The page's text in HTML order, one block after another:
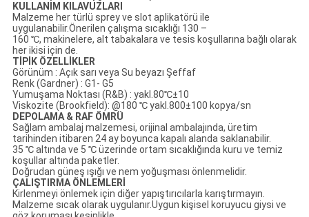
KULLANIM KILAVUZLARI
Malzeme her türlü sprey ve slot aplikatörü ile
uygulanabilir.Önerilen çalışma sıcaklığı 130 –
160 ℃, makinelere, alt tabakalara ve tesis koşullarına bağlı olarak
her ikisi için de.
TİPİK ÖZELLİKLER
Görünüm : Açık sarı veya Su beyazı Şeffaf
Renk (Gardner) : G1- G5
Yumuşama Noktası (R&B) : yakl.80℃±10
Viskozite (Brookfield): @180 ℃ yakl.800±100 kopya/sn
DEPOLAMA & RAF ÖMRÜ
Sağlam ambalaj malzemesi, orijinal ambalajında, üretim
tarihinden itibaren 24 ay boyunca kapalı alanda saklanabilir.
35 ℃ altında ve 5 ℃ üzerinde ortam sıcaklığında kuru ve temiz
koşullar altında paketler.
Doğrudan güneş ışığı ve nem yoğuşması önlenmelidir.
ÇALIŞTIRMA ÖNLEMLERİ
Kirlenmeyi önlemek için diğer yapıştırıcılarla karıştırmayın.
Malzeme sıcak olarak uygulanır.Uygun kişisel koruyucu giysi ve